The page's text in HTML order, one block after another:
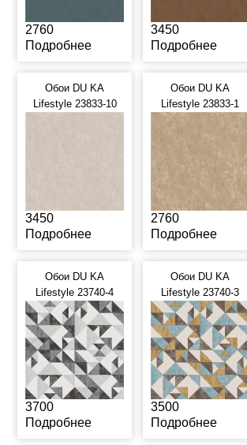
2760
Подробнее
3450
Подробнее
Обои DU KA
Lifestyle 23833-10
3450
Подробнее
Обои DU KA
Lifestyle 23833-1
2760
Подробнее
Обои DU KA
Lifestyle 23740-4
3700
Подробнее
Обои DU KA
Lifestyle 23740-3
3500
Подробнее